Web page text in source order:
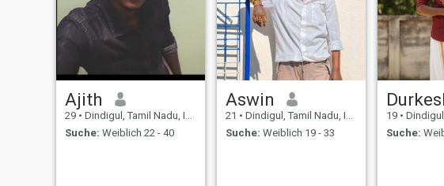
Ajith
29 • Dindigul, Tamil Nadu, Indien
Suche: Weiblich 22 - 40
Aswin
21 • Dindigul, Tamil Nadu, Indien
Suche: Weiblich 19 - 33
19 • Dindigul,
Suche: